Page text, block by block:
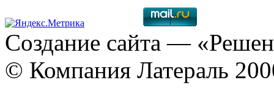
Создание сайта —
© Компания Латераль